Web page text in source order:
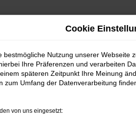
Cookie
bestmögliche Nutzung unserer Webseite
Ihre Präferenzen und verarbeiten
späteren Zeitpunkt Ihre Meinung
zum Umfang der Datenverarbeitung
von uns eingesetzt: